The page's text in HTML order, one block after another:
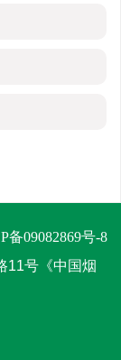
备09082869号-8
11号《中国烟